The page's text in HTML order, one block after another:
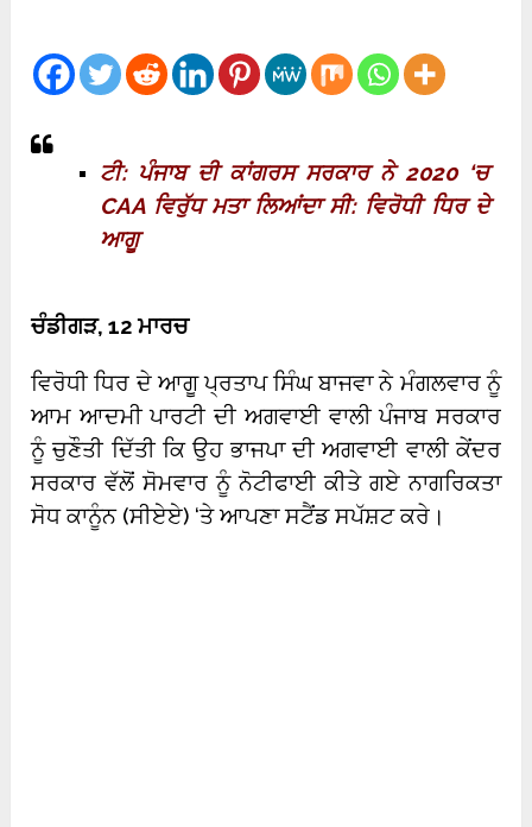
ਟੀ: ਪੰਜਾਬ ਦੀ ਕਾਂਗਰਸ ਸਰਕਾਰ ਨੇ 2020 ‘ਚ
CAA ਵਿਰੁੱਧ ਮਤਾ ਲਿਆਂਦਾ ਸੀ: ਵਿਰੋਧੀ ਧਿਰ ਦੇ
ਆਗੂ
ਚੰਡੀਗੜ, 12 ਮਾਰਚ
ਵਿਰੋਧੀ ਧਿਰ ਦੇ ਆਗੂ ਪ੍ਰਤਾਪ ਸਿੰਘ ਬਾਜਵਾ ਨੇ ਮੰਗਲਵਾਰ ਨੂੰ
ਆਮ ਆਦਮੀ ਪਾਰਟੀ ਦੀ ਅਗਵਾਈ ਵਾਲੀ ਪੰਜਾਬ ਸਰਕਾਰ
ਨੂੰ ਚੁਣੌਤੀ ਦਿੱਤੀ ਕਿ ਉਹ ਭਾਜਪਾ ਦੀ ਅਗਵਾਈ ਵਾਲੀ ਕੇਂਦਰ
ਸਰਕਾਰ ਵੱਲੋਂ ਸੋਮਵਾਰ ਨੂੰ ਨੋਟੀਫਾਈ ਕੀਤੇ ਗਏ ਨਾਗਰਿਕਤਾ
ਸੋਧ ਕਾਨੂੰਨ (ਸੀਏਏ) ‘ਤੇ ਆਪਣਾ ਸਟੈਂਡ ਸਪੱਸ਼ਟ ਕਰੇ।